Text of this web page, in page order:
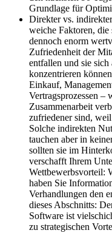
Grundlage für
Direkter vs.
weiche Faktoren, die
dennoch enorm
Zufriedenheit der
entfallen und sie sich
konzentrieren
Einkauf,
Vertragsprozessen –
Zusammenarbeit
zufriedener sind,
Solche indirekten
tauchen aber in
sollten sie im
verschafft Ihrem
Wettbewerbsvorteil:
haben Sie
Verhandlungen den
dieses Abschnitts:
Software ist
zu strategischen